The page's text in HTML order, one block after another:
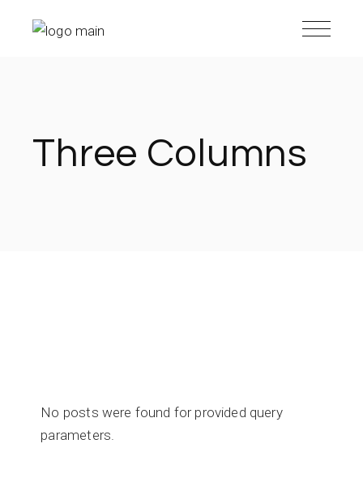
Three Columns
No posts were found for provided query
parameters.